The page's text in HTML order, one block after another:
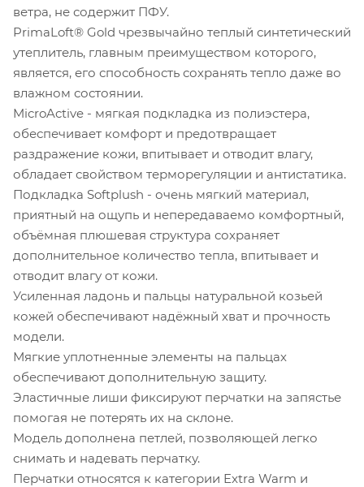
ветра, не содержит ПФУ.
PrimaLoft® Gold чрезвычайно теплый синтетический
утеплитель, главным преимуществом которого,
является, его способность сохранять тепло даже во
влажном состоянии.
MicroActive - мягкая подкладка из полиэстера,
обеспечивает комфорт и предотвращает
раздражение кожи, впитывает и отводит влагу,
обладает свойством терморегуляции и антистатика.
Подкладка Softplush - очень мягкий материал,
приятный на ощупь и непередаваемо комфортный,
объёмная плюшевая структура сохраняет
дополнительное количество тепла, впитывает и
отводит влагу от кожи.
Усиленная ладонь и пальцы натуральной козьей
кожей обеспечивают надёжный хват и прочность
модели.
Мягкие уплотненные элементы на пальцах
обеспечивают дополнительную защиту.
Эластичные лиши фиксируют перчатки на запястье
помогая не потерять их на склоне.
Модель дополнена петлей, позволяющей легко
снимать и надевать перчатку.
Перчатки относятся к категории Extra Warm и